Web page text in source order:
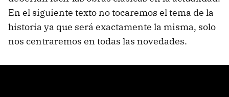
En el siguiente texto no tocaremos el tema de la
historia ya que será exactamente la misma, solo
nos centraremos en todas las novedades.